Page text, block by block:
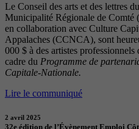
Le Conseil des arts et des lettres
Municipalité Régionale de Comté
en collaboration avec Culture
Appalaches (CCNCA), sont
000 $ à des artistes
cadre du Programme de
Capitale-Nationale.
Lire le communiqué
2 avril 2025
32e édition de l’Évènement Emploi